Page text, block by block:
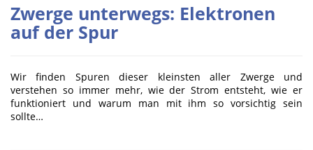
Zwerge unterwegs: Elektronen
auf der Spur
Wir finden Spuren dieser kleinsten aller Zwerge und
verstehen so immer mehr, wie der Strom entsteht, wie er
funktioniert und warum man mit ihm so vorsichtig sein
sollte…